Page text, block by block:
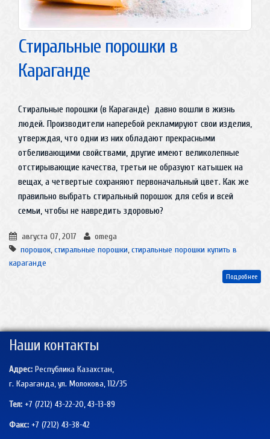
Стиральные порошки в
Караганде
Стиральные порошки (в Караганде) давно вошли в жизнь
людей. Производители наперебой рекламируют свои изделия,
утверждая, что одни из них обладают прекрасными
отбеливающими свойствами, другие имеют великолепные
отстирывающие качества, третьи не образуют катышек на
вещах, а четвертые сохраняют первоначальный цвет. Как же
правильно выбрать стиральный порошок для себя и всей
семьи, чтобы не навредить здоровью?
августа 07, 2017
omega
порошок,стиральные порошки,стиральные порошки купить в
караганде
Подробнее
Наши контакты
Адрес: Республика Казахстан,
г. Караганда, ул. Молокова, 112/35
Тел: +7 (7212) 43-22-20, 43-13-89
Факс: +7 (7212) 43-38-42